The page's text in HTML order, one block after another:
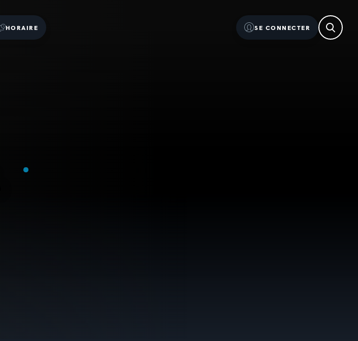
HORAIRE SE CONNECTER